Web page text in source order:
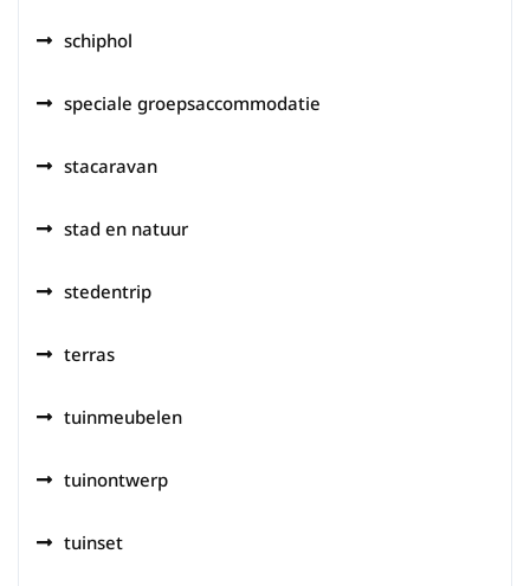
schiphol
speciale groepsaccommodatie
stacaravan
stad en natuur
stedentrip
terras
tuinmeubelen
tuinontwerp
tuinset